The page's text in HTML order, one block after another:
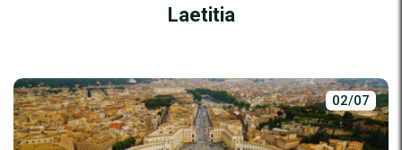
Laetitia
02/07